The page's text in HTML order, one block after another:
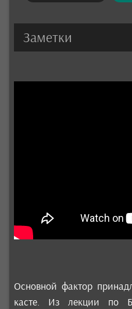
Заметки
Основной фактор
касте. Из лекции по